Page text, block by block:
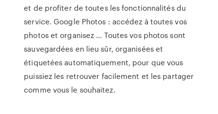
et de profiter de toutes les fonctionnalités du
service. Google Photos : accédez à toutes vos
photos et organisez ... Toutes vos photos sont
sauvegardées en lieu sûr, organisées et
étiquetées automatiquement, pour que vous
puissiez les retrouver facilement et les partager
comme vous le souhaitez.